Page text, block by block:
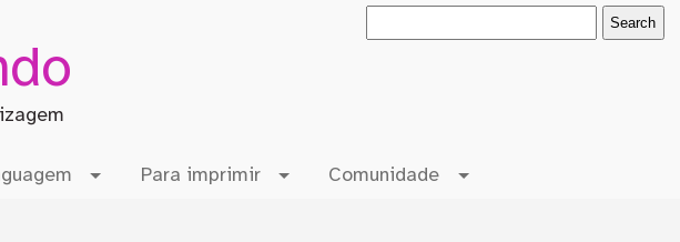
Para imprimir Comunidade